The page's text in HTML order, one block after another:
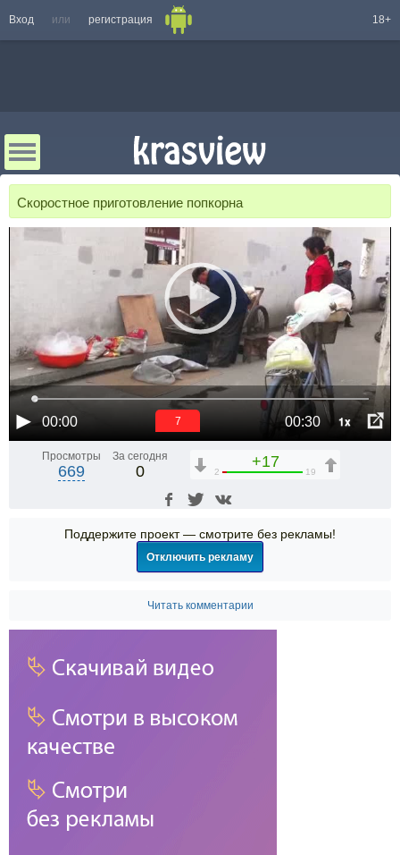
Вход или регистрация 18+
Скоростное приготовление попкорна
00:00 00:30 1x
6
Просмотры
669
За сегодня
0
+17
2 19
Поддержите проект — смотрите без рекламы!
Отключить рекламу
Читать комментарии